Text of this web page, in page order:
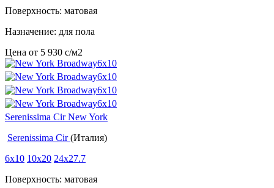
Поверхность: матовая
Назначение: для пола
Цена от 5 930 c/м2
Serenissima Cir New York
Serenissima Cir(Италия)
6x10 10x20 24x27.7
Поверхность: матовая